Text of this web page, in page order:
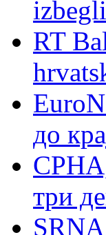
RT
до
СРНА,
три